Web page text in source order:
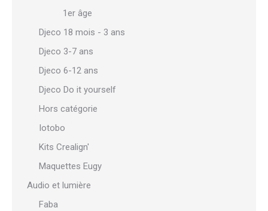
1er âge
Djeco 18 mois - 3 ans
Djeco 3-7 ans
Djeco 6-12 ans
Djeco Do it yourself
Hors catégorie
Iotobo
Kits Crealign'
Maquettes Eugy
Audio et lumière
Faba